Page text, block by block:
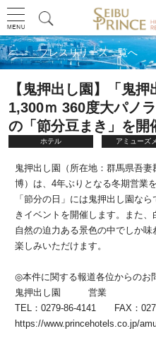
プレスリリース一覧へ
【鬼押出し園】「鬼
1,300ｍ 360度大パノ
の「節分豆まき」を開
ホテル アミューズ
鬼押出し園（所在地：群馬県吾
博）は、4年ぶりとなる冬期営業
「節分の日」には鬼押出し園な
きイベントを開催します。また
自然の迫力ある景色の中でしか
楽しみいただけます。
◎本件に関する報道各位からのお
鬼押出し園 営業
TEL：0279-86-4141 FAX：
https://www.princehotels.co.jp/